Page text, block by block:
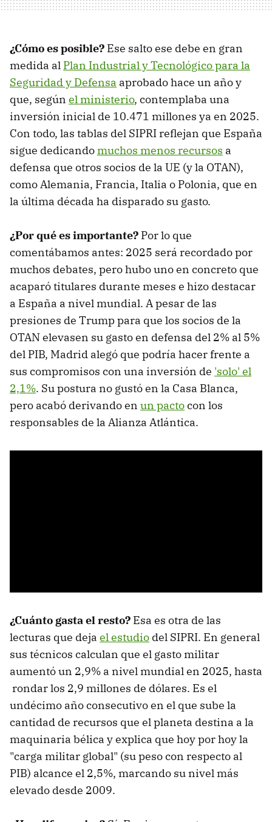
¿Cómo es posible? Ese salto ese debe en gran
medida al Plan Industrial y Tecnológico para la
Seguridad y Defensa aprobado hace un año y
que, según el ministerio, contemplaba una
inversión inicial de 10.471 millones ya en 2025.
Con todo, las tablas del SIPRI reflejan que España
sigue dedicandomuchos menos recursos a
defensa que otros socios de la UE (y la OTAN),
como Alemania, Francia, Italia o Polonia, que en
la última década ha disparado su gasto.
¿Por qué es importante? Por lo que
comentábamos antes: 2025 será recordado por
muchos debates, pero hubo uno en concreto que
acaparó titulares durante meses e hizo destacar
a España a nivel mundial. A pesar de las
presiones de Trump para que los socios de la
OTAN elevasen su gasto en defensa del 2% al 5%
del PIB, Madrid alegó que podría hacer frente a
sus compromisos con una inversión de 'solo' el
2,1%. Su postura no gustó en la Casa Blanca,
pero acabó derivando en un pactocon los
responsables de la Alianza Atlántica.
¿Cuánto gasta el resto? Esa es otra de las
lecturas que deja el estudio del SIPRI. En general
sus técnicos calculan que el gasto militar
aumentó un 2,9% a nivel mundial en 2025, hasta
rondar los 2,9 millones de dólares. Es el
undécimo año consecutivo en el que sube la
cantidad de recursos que el planeta destina a la
maquinaria bélica y explica que hoy por hoy la
"carga militar global" (su peso con respecto al
PIB) alcance el 2,5%, marcando su nivel más
elevado desde 2009.